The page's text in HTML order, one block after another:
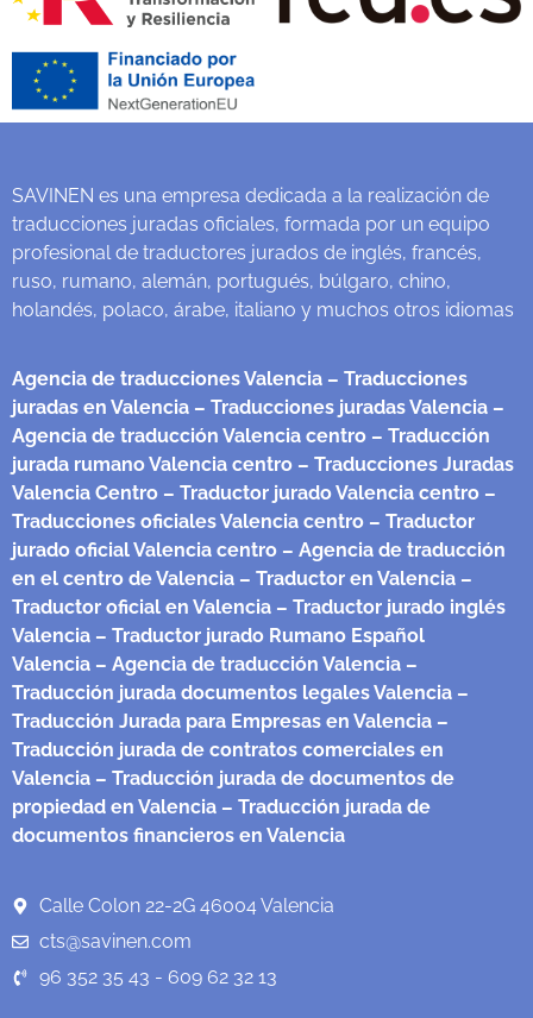
SAVINEN es una empresa dedicada a la realización de
traducciones juradas oficiales, formada por un equipo
profesional de traductores jurados de inglés, francés,
ruso, rumano, alemán, portugués, búlgaro, chino,
holandés, polaco, árabe, italiano y muchos otros idiomas
Agencia de traducciones Valencia – Traducciones
juradas en Valencia – Traducciones juradas Valencia –
Agencia de traducción Valencia centro – Traducción
jurada rumano Valencia centro – Traducciones Juradas
Valencia Centro – Traductor jurado Valencia centro –
Traducciones oficiales Valencia centro – Traductor
jurado oficial Valencia centro – Agencia de traducción
en el centro de Valencia – Traductor en Valencia –
Traductor oficial en Valencia – Traductor jurado inglés
Valencia – Traductor jurado Rumano Español
Valencia – Agencia de traducción Valencia –
Traducción jurada documentos legales Valencia –
Traducción Jurada para Empresas en Valencia –
Traducción jurada de contratos comerciales en
Valencia – Traducción jurada de documentos de
propiedad en Valencia – Traducción jurada de
documentos financieros en Valencia
Calle Colon 22-2G 46004 Valencia
cts@savinen.com
96 352 35 43 - 609 62 32 13